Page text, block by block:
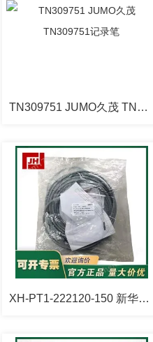
TN309751 JUMO久茂 TN309751记录笔
XH-PT1-222120-150 新华灭菌柜JUMO温度探头